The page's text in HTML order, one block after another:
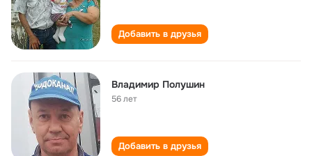
Добавить в друзья
Владимир Полушин
56 лет
Добавить в друзья